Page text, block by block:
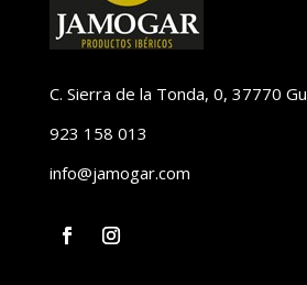
C. Sierra de la Tonda, 0, 37770
923 158 013
info@jamogar.com